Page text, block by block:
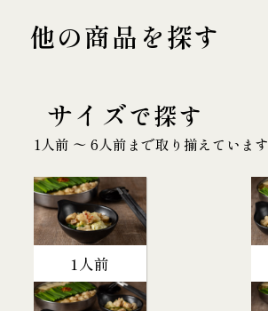
他の商品を探す
サイズで探す
1人前 〜 6人前まで取り揃えています
1人前